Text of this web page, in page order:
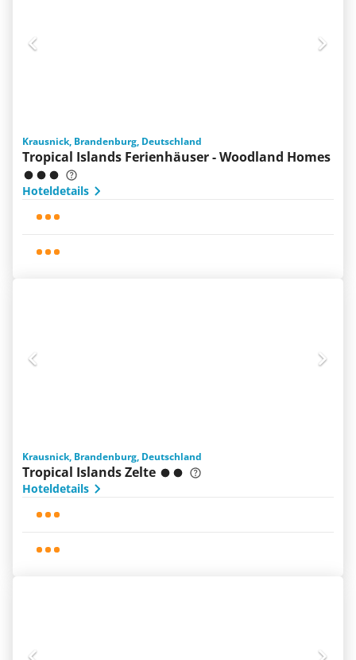
Krausnick, Brandenburg, Deutschland
Tropical Islands Ferienhäuser - Woodland Homes
Hoteldetails
Krausnick, Brandenburg, Deutschland
Tropical Islands Zelte
Hoteldetails